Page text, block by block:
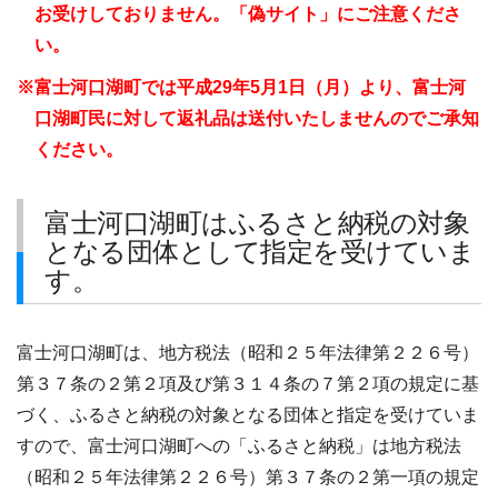
お受けしておりません。「偽サイト」にご注意くださ
い。
※富士河口湖町では平成29年5月1日（月）より、富士河
口湖町民に対して返礼品は送付いたしませんのでご承知
ください。
富士河口湖町はふるさと納税の対象
となる団体として指定を受けていま
す。
富士河口湖町は、地方税法（昭和２５年法律第２２６号）
第３７条の２第２項及び第３１４条の７第２項の規定に基
づく、ふるさと納税の対象となる団体と指定を受けていま
すので、富士河口湖町への「ふるさと納税」は地方税法
（昭和２５年法律第２２６号）第３７条の２第一項の規定